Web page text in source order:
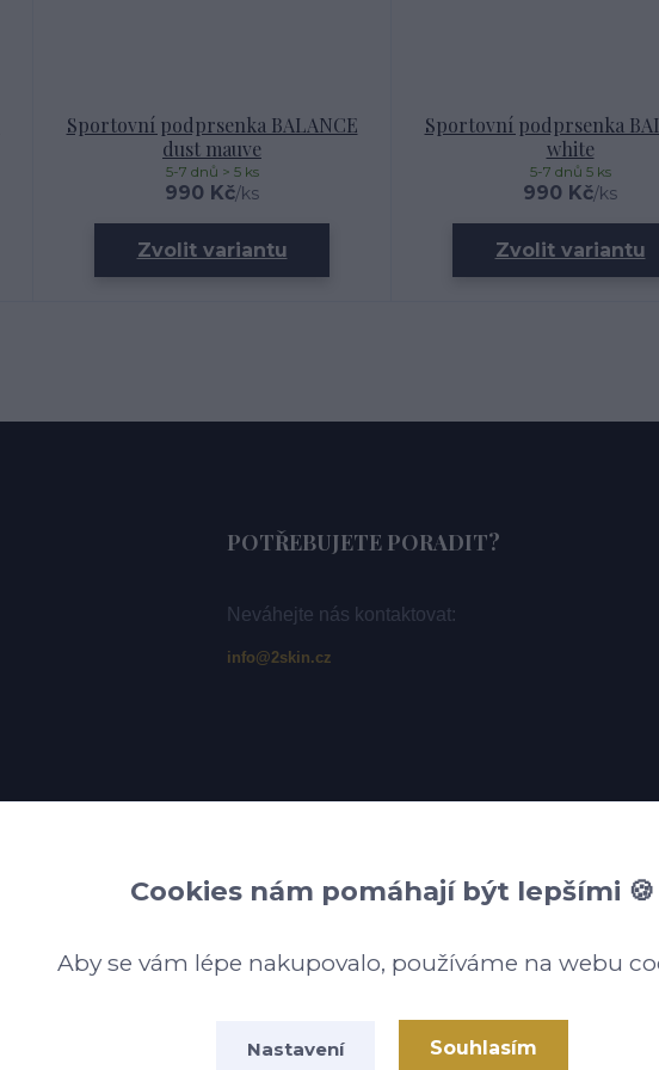
Sportovní podprsenka BALANCE
dust mauve
990 Kč/ks
5-7 dnů > 5 ks
Zvolit variantu
Sportovní podprsenka
white
990 Kč/ks
5-7 dnů 5 ks
Zvolit variantu
POTŘEBUJETE PORADIT?
Neváhejte nás kontaktovat:
info@2skin.cz
Cookies nám pomáhají být lepšími 🍪
Aby se vám lépe nakupovalo, používáme na webu
Nastavení Souhlasím